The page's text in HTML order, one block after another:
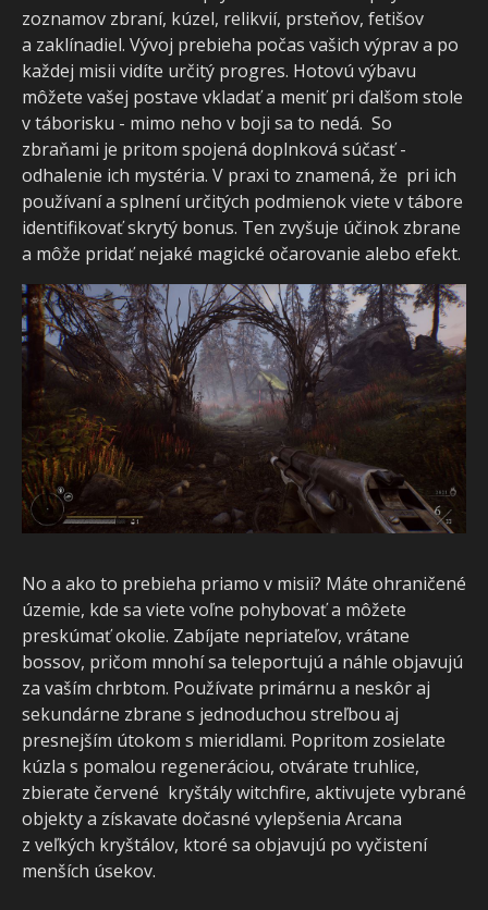
zoznamov zbraní, kúzel, relikvií, prsteňov, fetišov
a zaklínadiel. Vývoj prebieha počas vašich výprav a po
každej misii vidíte určitý progres. Hotovú výbavu
môžete vašej postave vkladať a meniť pri ďalšom stole
v táborisku - mimo neho v boji sa to nedá. So
zbraňami je pritom spojená doplnková súčasť -
odhalenie ich mystéria. V praxi to znamená, že pri ich
používaní a splnení určitých podmienok viete v tábore
identifikovať skrytý bonus. Ten zvyšuje účinok zbrane
a môže pridať nejaké magické očarovanie alebo efekt.
No a ako to prebieha priamo v misii? Máte ohraničené
územie, kde sa viete voľne pohybovať a môžete
preskúmať okolie. Zabíjate nepriateľov, vrátane
bossov, pričom mnohí sa teleportujú a náhle objavujú
za vaším chrbtom. Používate primárnu a neskôr aj
sekundárne zbrane s jednoduchou streľbou aj
presnejším útokom s mieridlami. Popritom zosielate
kúzla s pomalou regeneráciou, otvárate truhlice,
zbierate červené kryštály witchfire, aktivujete vybrané
objekty a získavate dočasné vylepšenia Arcana
z veľkých kryštálov, ktoré sa objavujú po vyčistení
menších úsekov.